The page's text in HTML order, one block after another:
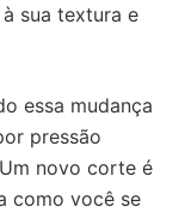
sua textura e
essa mudança
pressão
novo corte é
como você se